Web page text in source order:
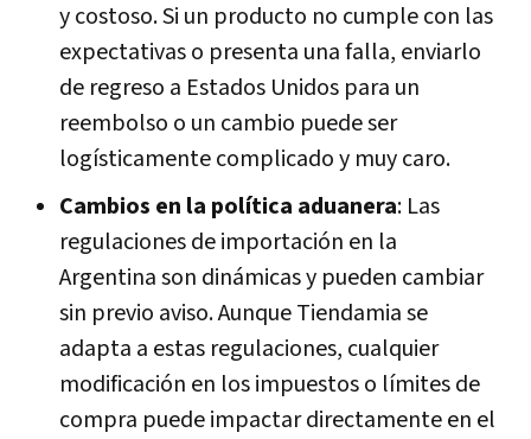
y costoso. Si un producto no cumple con las
expectativas o presenta una falla, enviarlo
de regreso a Estados Unidos para un
reembolso o un cambio puede ser
logísticamente complicado y muy caro.
Cambios en la política aduanera: Las
regulaciones de importación en la
Argentina son dinámicas y pueden cambiar
sin previo aviso. Aunque Tiendamia se
adapta a estas regulaciones, cualquier
modificación en los impuestos o límites de
compra puede impactar directamente en el